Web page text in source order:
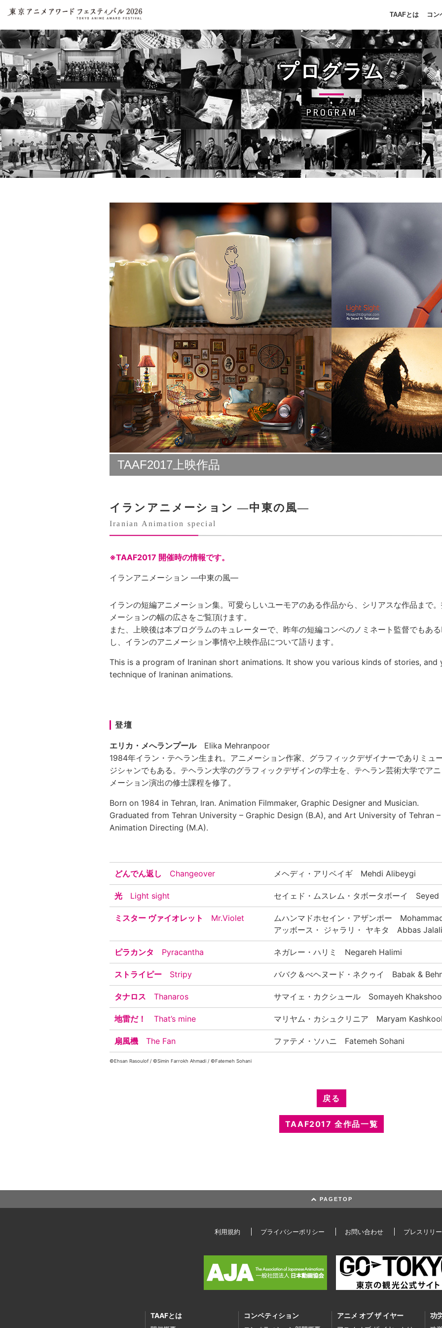
TAAFとは コン
プログラム
PROGRAM
TAAF2017上映作品
イランアニメーション —中東の風—
Iranian Animation special
※TAAF2017 開催時の情報です。
イランアニメーション —中東の風—
イランの短編アニメーション集。可愛らしいユーモアのある作品から、シリアスな作品まで
メーションの幅の広さをご覧頂けます。
また、上映後は本プログラムのキュレーターで、昨年の短編コンペのノミネート監督でもあ
し、イランのアニメーション事情や上映作品について語ります。
This is a program of Iraninan short animations. It show you various kinds of stories, and
technique of Iraninan animations.
登壇
エリカ・メへランプールElika Mehranpoor
1984年イラン・テヘラン生まれ。アニメーション作家、グラフィックデザイナーでありミュ
ジシャンでもある。テヘラン大学のグラフィックデザインの学士を、テヘラン芸術大学でアニ
メーション演出の修士課程を修了。
Born on 1984 in Tehran, Iran. Animation Filmmaker, Graphic Designer and Musician.
Graduated from Tehran University – Graphic Design (B.A), and Art University of Tehran –
Animation Directing (M.A).
どんでん返し Changeover メヘディ・アリベイギ Mehdi Alibeygi
光 Light sight セイェド・ムスレム・タボータボーイ
ミスター ヴァイオレット Mr.Violet
ムハンマドホセイン・アザンポー
アッボース・ ジャラリ・ ヤキタ Abbas
ピラカンタ Pyracantha ネガレー・ハリミ Negareh Halimi
ストライピー Stripy ババク＆べヘヌード・ネクゥイ Babak &
タナロス Thanaros サマイェ・カクシュール Somayeh
地雷だ！ That’s mine マリヤム・カシュクリニア Maryam
扇風機 The Fan ファテメ・ソハニ Fatemeh Sohani
©Ehsan Rasoulof / ©Simin Farrokh Ahmadi / ©Fatemeh Sohani
戻る
TAAF2017 全作品一覧
PAGETOP
利用規約 プライバシーポリシー お問い合わせ プレスリリ
TAAFとは コンペティション アニメ オブ ザ イヤー 功